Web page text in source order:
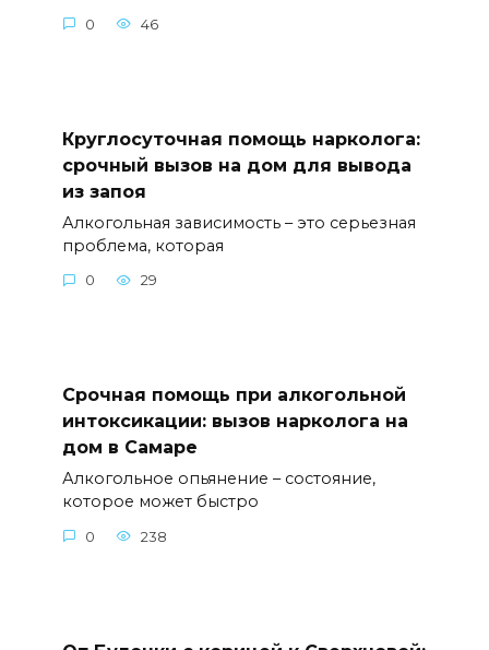
0 46
Круглосуточная помощь нарколога:
срочный вызов на дом для вывода
из запоя
Алкогольная зависимость – это серьезная
проблема, которая
0 29
Срочная помощь при алкогольной
интоксикации: вызов нарколога на
дом в Самаре
Алкогольное опьянение – состояние,
которое может быстро
0 238